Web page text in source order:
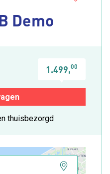
Demo
1.499,00
thuisbezorgd